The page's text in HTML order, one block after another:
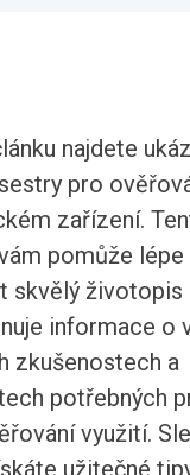
najdete
pro
zařízení.
pomůže
skvělý
informace o
zkušenostech a
potřebných
využití.
užitečné